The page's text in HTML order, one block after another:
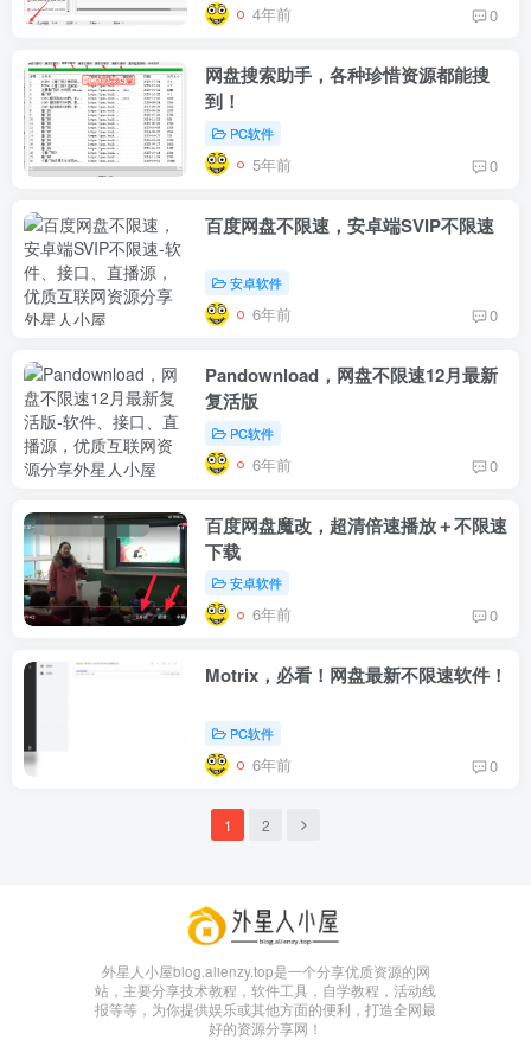
4年前 0
网盘搜索助手，各种珍惜资源都能搜
到！
PC软件
5年前 0
百度网盘不限速，安卓端SVIP不限速
安卓软件
6年前 0
Pandownload，网盘不限速12月最新
复活版
PC软件
6年前 0
百度网盘魔改，超清倍速播放＋不限速
下载
安卓软件
6年前 0
Motrix，必看！网盘最新不限速软件！
PC软件
6年前 0
1 2
外星人小屋blog.alienzy.top是一个分享优质资源的网
站，主要分享技术教程，软件工具，自学教程，活动线
报等等，为你提供娱乐或其他方面的便利，打造全网最
好的资源分享网！